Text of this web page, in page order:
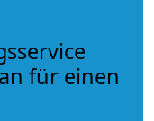
für einen